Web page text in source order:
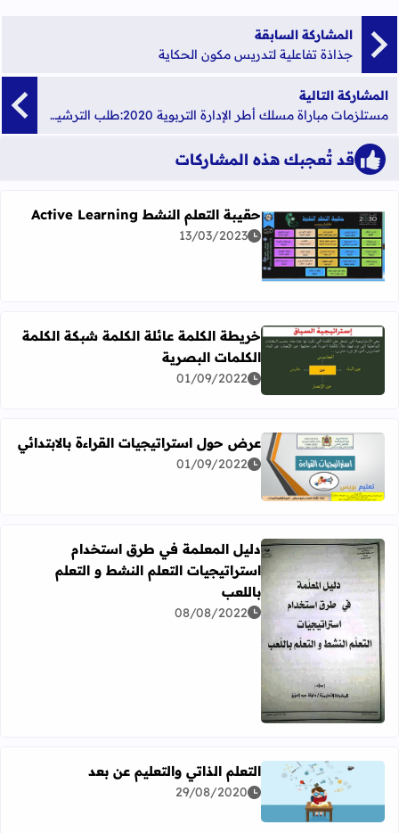
المشاركة السابقة
جذاذة تفاعلية لتدريس مكون الحكاية
المشاركة التالية
مستلزمات مباراة مسلك أطر الإدارة التربوية 2020:طلب الترشيح،السيرة الذاتية ورسالة التحفيز وطلب الترخيص word
قد تُعجبك هذه المشاركات
اقرأ المزيد عن حقيبة التعلم النشط Active Learning
حقيبة التعلم النشط Active Learning
13/03/2023
اقرأ المزيد عن خريطة الكلمة عائلة الكلمة شبكة الكلمة
خريطة الكلمة عائلة الكلمة شبكة الكلمة
الكلمات البصرية
01/09/2022
اقرأ المزيد عن عرض حول استراتيجيات القراءة بالابتدائي
عرض حول استراتيجيات القراءة بالابتدائي
01/09/2022
اقرأ المزيد عن دليل المعلمة في طرق استخدام استراتيجيات
دليل المعلمة في طرق استخدام
استراتيجيات التعلم النشط و التعلم
باللعب
08/08/2022
اقرأ المزيد عن التعلم الذاتي والتعليم عن بعد
التعلم الذاتي والتعليم عن بعد
29/08/2020